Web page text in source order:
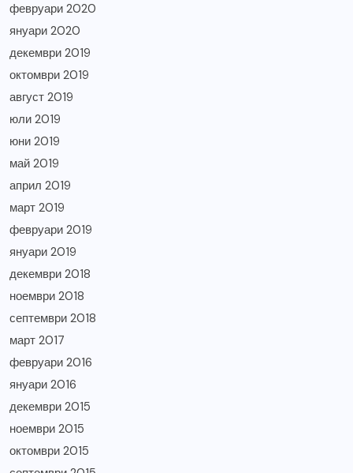
февруари 2020
януари 2020
декември 2019
октомври 2019
август 2019
юли 2019
юни 2019
май 2019
април 2019
март 2019
февруари 2019
януари 2019
декември 2018
ноември 2018
септември 2018
март 2017
февруари 2016
януари 2016
декември 2015
ноември 2015
октомври 2015